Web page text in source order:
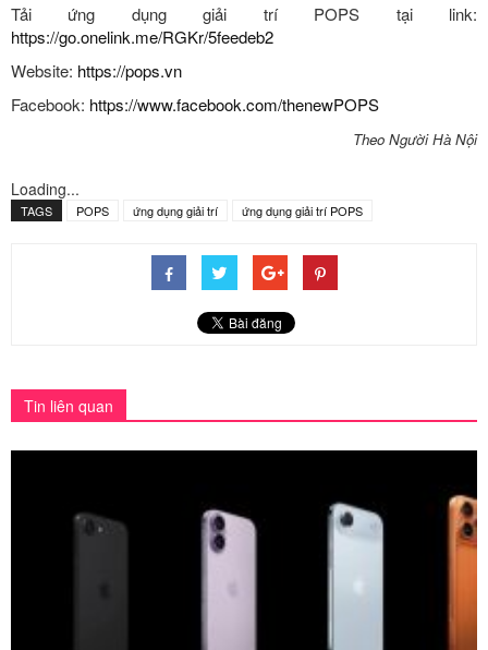
Tải ứng dụng giải trí POPS tại link:
https://go.onelink.me/RGKr/5feedeb2
Website: https://pops.vn
Facebook: https://www.facebook.com/thenewPOPS
Theo Người Hà Nội
Loading...
TAGS POPS ứng dụng giải trí ứng dụng giải trí POPS
Tin liên quan